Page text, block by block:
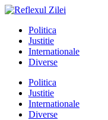
Politica
Justitie
Internationale
Diverse
Politica
Justitie
Internationale
Diverse